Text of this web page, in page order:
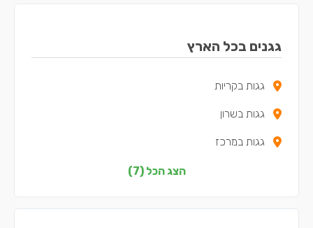
גגנים בכל הארץ
גגות בקריות
גגות בשרון
גגות במרכז
גגות בשפלה
הצג הכל (7)